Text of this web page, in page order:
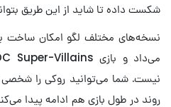
شکست داده تا شاید از این طریق
نسخه‌های مختلف لگو امکان ساخت
نیست. شما می‌توانید روکی را شخصی
روند در طول بازی هم ادامه پیدا